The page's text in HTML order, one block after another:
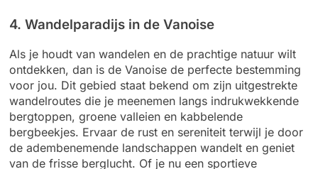
4. Wandelparadijs in de Vanoise
Als je houdt van wandelen en de prachtige natuur wilt
ontdekken, dan is de Vanoise de perfecte bestemming
voor jou. Dit gebied staat bekend om zijn uitgestrekte
wandelroutes die je meenemen langs indrukwekkende
bergtoppen, groene valleien en kabbelende
bergbeekjes. Ervaar de rust en sereniteit terwijl je door
de adembenemende landschappen wandelt en geniet
van de frisse berglucht. Of je nu een sportieve